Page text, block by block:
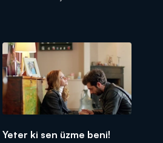
Yeter ki sen üzme beni!